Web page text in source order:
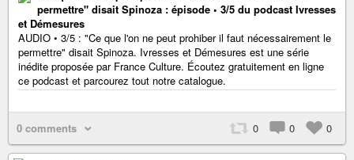
permettre" disait Spinoza : épisode • 3/5 du podcast Ivresses
et Démesures
AUDIO • 3/5 : "Ce que l'on ne peut prohiber il faut nécessairement le
permettre" disait Spinoza. Ivresses et Démesures est une série
inédite proposée par France Culture. Écoutez gratuitement en ligne
ce podcast et parcourez tout notre catalogue.
0 comments 0 0 0